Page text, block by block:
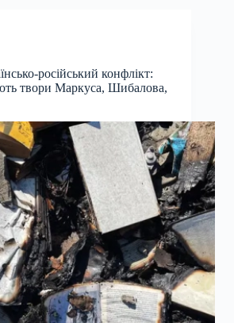
російський конфлікт:
твори Маркуса, Шибалова,